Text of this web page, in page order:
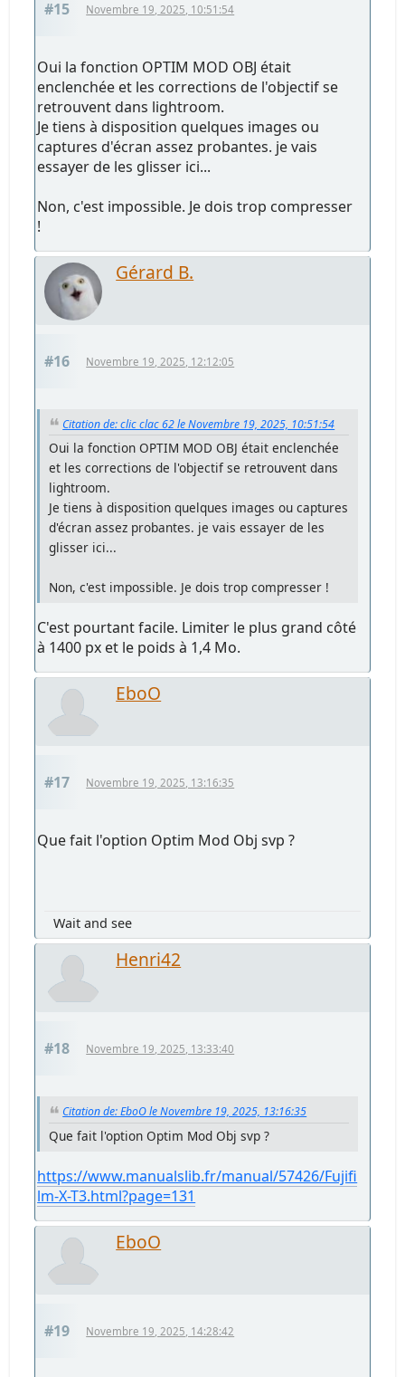
#15 Novembre 19, 2025, 10:51:54
Oui la fonction OPTIM MOD OBJ était
enclenchée et les corrections de l'objectif se
retrouvent dans lightroom.
Je tiens à disposition quelques images ou
captures d'écran assez probantes. je vais
essayer de les glisser ici...
Non, c'est impossible. Je dois trop compresser
!
Gérard B.
#16 Novembre 19, 2025, 12:12:05
Citation de: clic clac 62 le Novembre 19, 2025, 10:51:54
Oui la fonction OPTIM MOD OBJ était enclenchée
et les corrections de l'objectif se retrouvent dans
lightroom.
Je tiens à disposition quelques images ou captures
d'écran assez probantes. je vais essayer de les
glisser ici...
Non, c'est impossible. Je dois trop compresser !
C'est pourtant facile. Limiter le plus grand côté
à 1400 px et le poids à 1,4 Mo.
EboO
#17 Novembre 19, 2025, 13:16:35
Que fait l'option Optim Mod Obj svp ?
Wait and see
Henri42
#18 Novembre 19, 2025, 13:33:40
Citation de: EboO le Novembre 19, 2025, 13:16:35
Que fait l'option Optim Mod Obj svp ?
https://www.manualslib.fr/manual/57426/Fujifi
lm-X-T3.html?page=131
EboO
#19 Novembre 19, 2025, 14:28:42